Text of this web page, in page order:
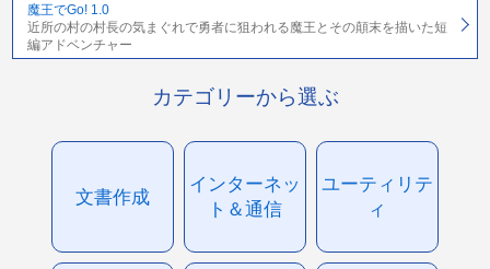
魔王でGo! 1.0
近所の村の村長の気まぐれで勇者に狙われる魔王とその顛末を描いた短
編アドベンチャー
カテゴリーから選ぶ
文書作成
インターネッ
ト＆通信
ユーティリテ
ィ